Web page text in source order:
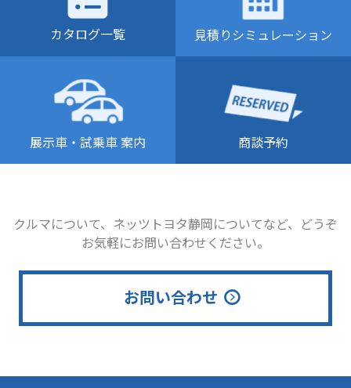
カタログ一覧 見積りシミュレーション
展示車・試乗車 案内 商談予約
クルマについて、ネッツトヨタ静岡についてなど、どうぞ
お気軽にお問い合わせください。
お問い合わせ